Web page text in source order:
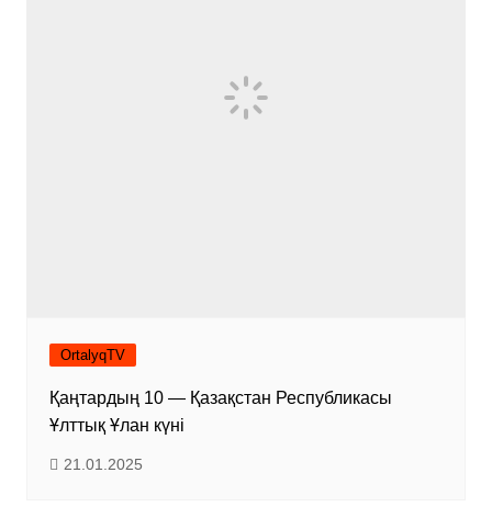
OrtalyqTV
Қаңтардың 10 — Қазақстан Республикасы
Ұлттық Ұлан күні
21.01.2025